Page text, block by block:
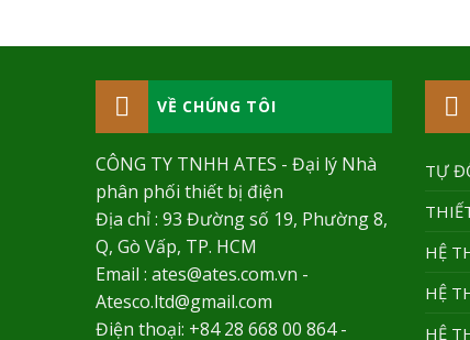
VỀ CHÚNG TÔI
CÔNG TY TNHH ATES - Đại lý Nhà
phân phối thiết bị điện
Địa chỉ : 93 Đường số 19, Phường 8,
Q, Gò Vấp, TP. HCM
Email : ates@ates.com.vn -
Atesco.ltd@gmail.com
Điện thoại: +84 28 668 00 864 -
TỰ
HỆ
HỆ
HỆ